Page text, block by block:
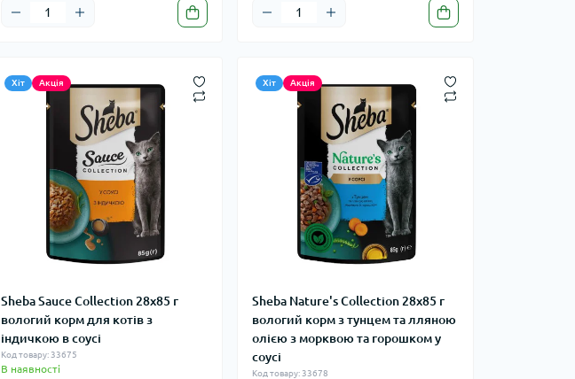
Хіт Акція
Sheba Sauce Collection 28х85 г
вологий корм для котів з
індичкою в соусі
Код товару: 33675
В наявності
Хіт Акція
Sheba Nature's Collection 28х85 г
вологий корм з тунцем та лляною
олією з морквою та горошком у
соусі
Код товару: 33678